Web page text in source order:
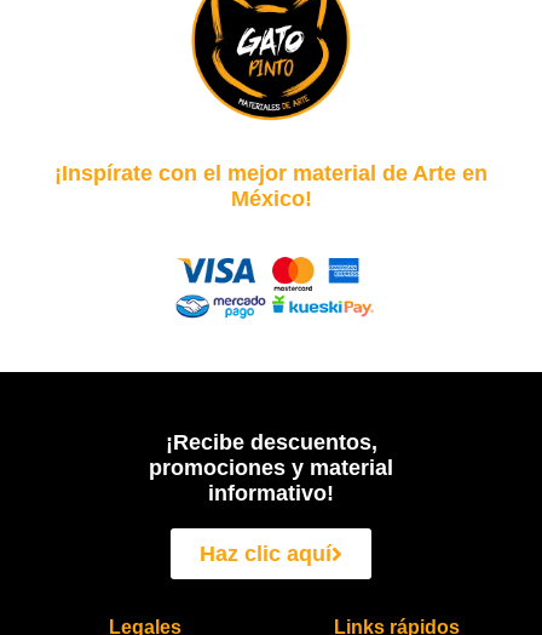
¡Inspírate con el mejor material de Arte en
México!
¡Recibe descuentos,
promociones y material
informativo!
Haz clic aquí
Legales Links rápidos